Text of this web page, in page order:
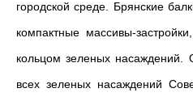
городской среде. Брянские
компактные массивы-
кольцом зеленых насаждений.
всех зеленых насаждений